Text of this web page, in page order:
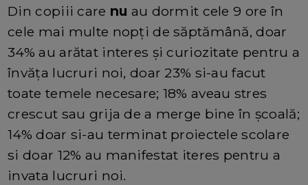
Din copiii care nu au dormit cele 9 ore în
cele mai multe nopți de săptămână, doar
34% au arătat interes și curiozitate pentru a
învăța lucruri noi, doar 23% si-au facut
toate temele necesare; 18% aveau stres
crescut sau grija de a merge bine în școală;
14% doar si-au terminat proiectele scolare
si doar 12% au manifestat iteres pentru a
invata lucruri noi.